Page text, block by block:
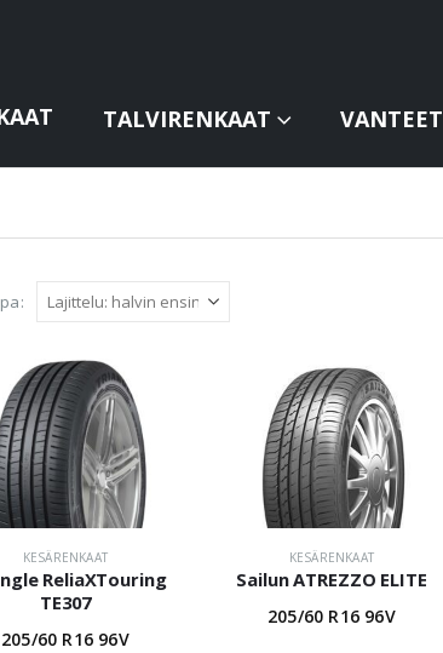
TALVIRENKAAT VANTEET
KESÄRENKAAT
ReliaXTouring
TE307
205/60 R16 96V
KESÄRENKAAT
Sailun ATREZZO ELITE
205/60 R16 96V